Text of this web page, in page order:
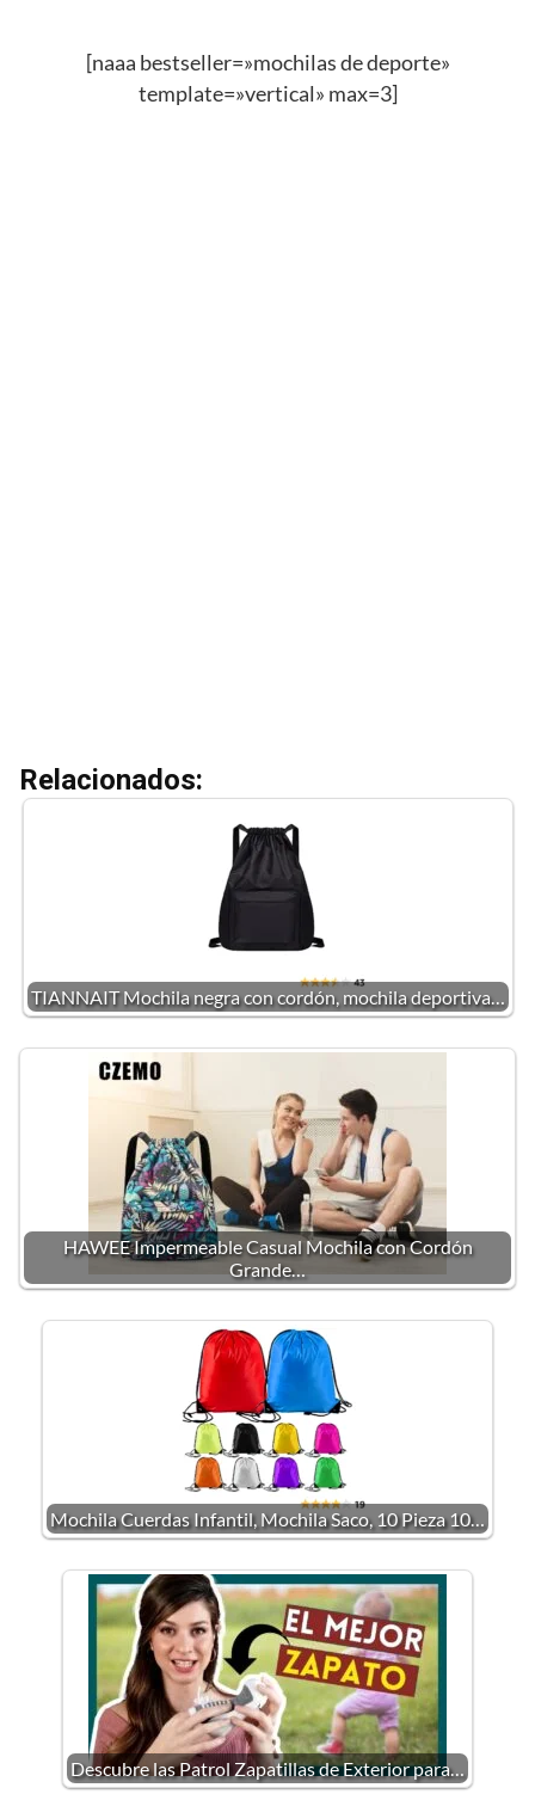
[naaa bestseller=»mochilas de deporte»
template=»vertical» max=3]
Relacionados:
TIANNAIT Mochila negra con cordón, mochila deportiva…
HAWEE Impermeable Casual Mochila con Cordón
Grande…
Mochila Cuerdas Infantil, Mochila Saco, 10 Pieza 10…
Descubre las Patrol Zapatillas de Exterior para…